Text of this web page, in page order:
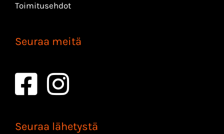
Toimitusehdot
Seuraa meitä
Seuraa lähetystä